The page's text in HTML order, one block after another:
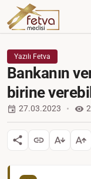
Yazılı Fetva
Bankanın
birine
27.03.2023